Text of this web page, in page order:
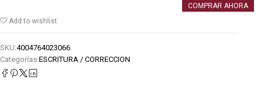
COMPRAR AHORA
Add to wishlist
SKU:4004764023066
Categorías:ESCRITURA / CORRECCION